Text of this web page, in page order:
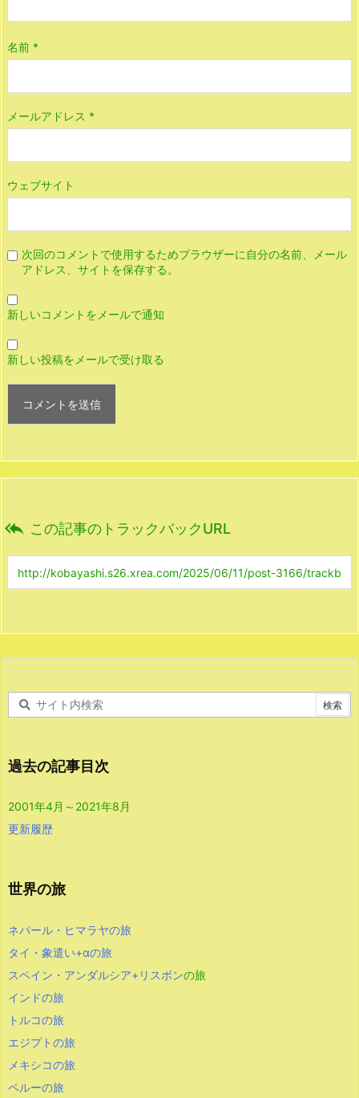
名前 *
メールアドレス *
ウェブサイト
次回のコメントで使用するためブラウザーに自分の名前、メール
アドレス、サイトを保存する。
新しいコメントをメールで通知
新しい投稿をメールで受け取る
 この記事のトラックバックURL
過去の記事目次
2001年4月～2021年8月
更新履歴
世界の旅
ネパール・ヒマラヤの旅
タイ・象遣い+αの旅
スペイン・アンダルシア+リスボンの旅
インドの旅
トルコの旅
エジプトの旅
メキシコの旅
ペルーの旅